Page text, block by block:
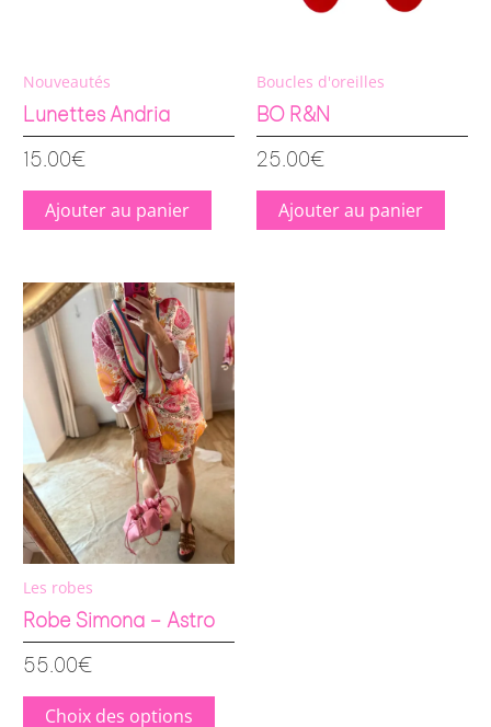
Nouveautés
Lunettes Andria
15.00€
Ajouter au panier
Boucles d'oreilles
BO R&N
25.00€
Ajouter au panier
Les robes
Robe Simona – Astro
55.00€
Choix des options
Ce
produit
a
plusieurs
variations.
Les
options
peuvent
être
choisies
page
produit